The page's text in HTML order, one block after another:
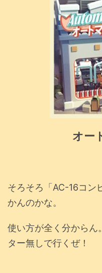
オー
そろそろ「AC-16コン
かんのかな。
使い方が全く分からん
ター無しで行くぜ！